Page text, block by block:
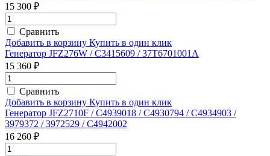
15 300 ₽
Сравнить
Добавить в корзину Купить в один клик
Генератор JFZ276W / C3415609 / 37T6701001A
15 360 ₽
Сравнить
Добавить в корзину Купить в один клик
Генератор JFZ2710F / C4939018 / C4930794 / C4934903 /
3979372 / 3972529 / C4942002
16 260 ₽